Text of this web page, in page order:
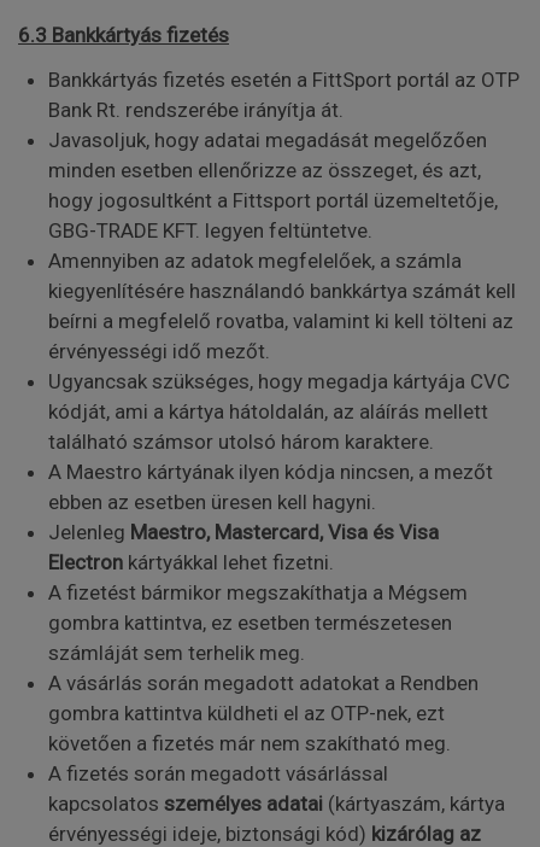
6.3 Bankkártyás fizetés
Bankkártyás fizetés esetén a FittSport portál az OTP
Bank Rt. rendszerébe irányítja át.
Javasoljuk, hogy adatai megadását megelőzően
minden esetben ellenőrizze az összeget, és azt,
hogy jogosultként a Fittsport portál üzemeltetője,
GBG-TRADE KFT. legyen feltüntetve.
Amennyiben az adatok megfelelőek, a számla
kiegyenlítésére használandó bankkártya számát kell
beírni a megfelelő rovatba, valamint ki kell tölteni az
érvényességi idő mezőt.
Ugyancsak szükséges, hogy megadja kártyája CVC
kódját, ami a kártya hátoldalán, az aláírás mellett
található számsor utolsó három karaktere.
A Maestro kártyának ilyen kódja nincsen, a mezőt
ebben az esetben üresen kell hagyni.
Jelenleg Maestro, Mastercard, Visa és Visa
Electron kártyákkal lehet fizetni.
A fizetést bármikor megszakíthatja a Mégsem
gombra kattintva, ez esetben természetesen
számláját sem terhelik meg.
A vásárlás során megadott adatokat a Rendben
gombra kattintva küldheti el az OTP-nek, ezt
követően a fizetés már nem szakítható meg.
A fizetés során megadott vásárlással
kapcsolatos személyes adatai (kártyaszám, kártya
érvényességi ideje, biztonsági kód) kizárólag az